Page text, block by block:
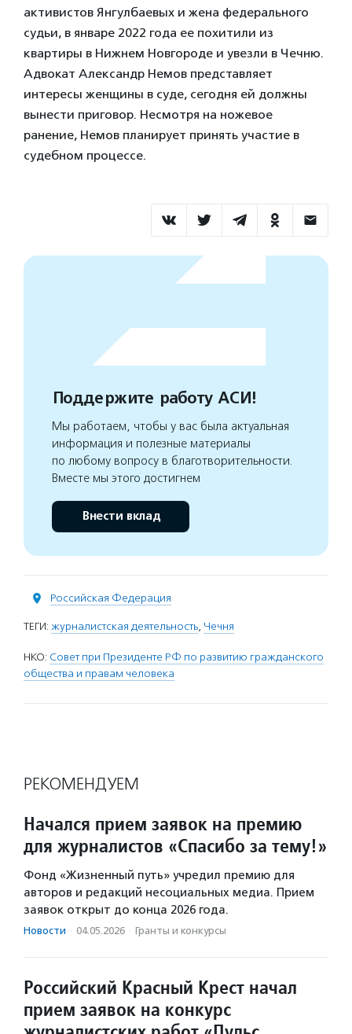
активистов Янгулбаевых и жена федерального
судьи, в январе 2022 года ее похитили из
квартиры в Нижнем Новгороде и увезли в Чечню.
Адвокат Александр Немов представляет
интересы женщины в суде, сегодня ей должны
вынести приговор. Несмотря на ножевое
ранение, Немов планирует принять участие в
судебном процессе.
Поддержите работу АСИ!
Мы работаем, чтобы у вас была актуальная
информация и полезные материалы
по любому вопросу в благотворительности.
Вместе мы этого достигнем
Внести вклад
Российская Федерация
ТЕГИ: журналистская деятельность, Чечня
НКО: Совет при Президенте РФ по развитию гражданского
общества и правам человека
РЕКОМЕНДУЕМ
Начался прием заявок на премию
для журналистов «Спасибо за тему!»
Фонд «Жизненный путь» учредил премию для
авторов и редакций несоциальных медиа. Прием
заявок открыт до конца 2026 года.
Новости · 04.05.2026 · Гранты и конкурсы
Российский Красный Крест начал
прием заявок на конкурс